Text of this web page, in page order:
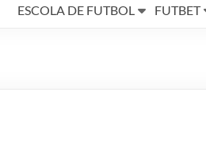
ESCOLA DE FUTBOL FUTBET